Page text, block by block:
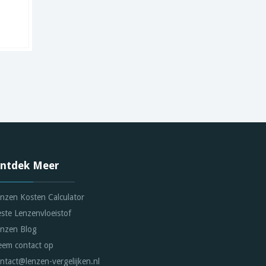
Meer
Kosten Calculator
Lenzenvloeistof
Blog
contact op
vergelijken.nl